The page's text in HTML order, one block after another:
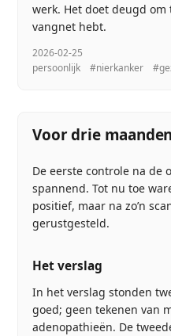
werk. Het doet deugd
vangnet hebt.
2026-02-25
persoonlijk
#nierkanker
Voor drie
De eerste controle na de
spannend. Tot nu toe
positief, maar na zo’n
gerustgesteld.
Het verslag
In het verslag stonden
goed; geen tekenen van
adenopathieën. De